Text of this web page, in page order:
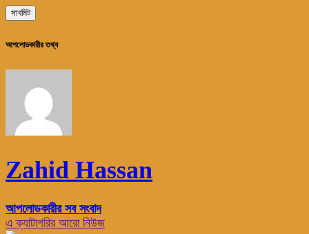
আপলোডকারীর তথ্য
Zahid Hassan
আপলোডকারীর সব সংবাদ
এ ক্যাটাগরির আরো নিউজ